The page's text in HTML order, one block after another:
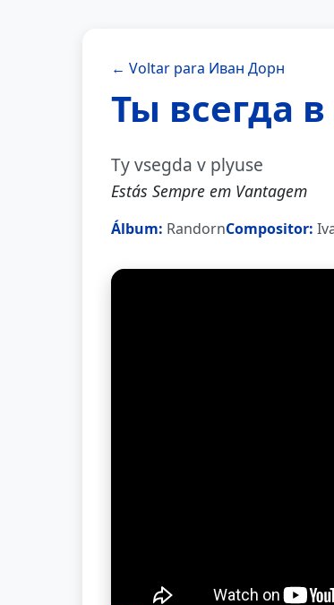
← Voltar para Иван Дорн
Ты всегда
Ty vsegda v plyuse
Estás Sempre em Vantagem
Álbum: RandornCompositor: